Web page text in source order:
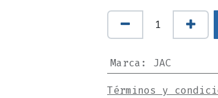
Marca : JAC
Términos y